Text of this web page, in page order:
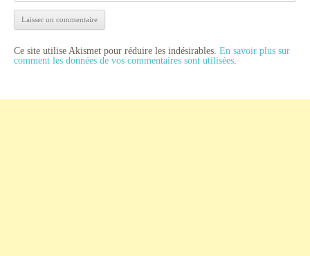
Ce site utilise Akismet pour réduire les indésirables. En savoir plus sur
comment les données de vos commentaires sont utilisées.